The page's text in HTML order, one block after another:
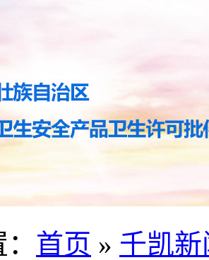
： 首页 » 千凯